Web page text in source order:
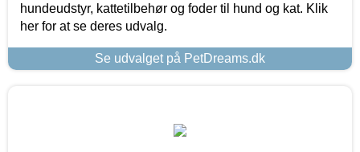
hundeudstyr, kattetilbehør og foder til hund og kat. Klik
her for at se deres udvalg.
Se udvalget på PetDreams.dk